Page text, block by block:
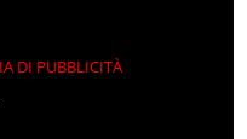
DI PUBBLICITÀ